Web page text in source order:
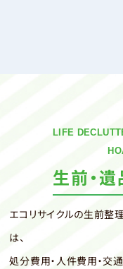
LIFE
生前・
エコリサイクルの生前整
は、
処分費用・人件費用・交